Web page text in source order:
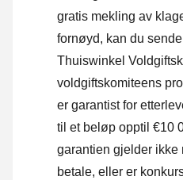
gratis mekling av
fornøyd, kan du
Thuiswinkel
voldgiftskomiteens
er garantist for
til et beløp opptil €10
garantien gjelder ikke
betale, eller er